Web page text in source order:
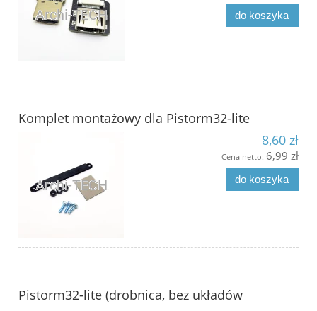
do koszyka
Komplet montażowy dla Pistorm32-lite
8,60 zł
Cena netto: 6,99 zł
do koszyka
Pistorm32-lite (drobnica, bez układów